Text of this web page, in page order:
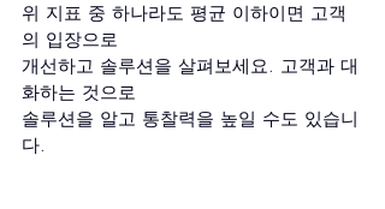
위 지표 중 하나라도 평균 이하이면 고객
의 입장으로
개선하고 솔루션을 살펴보세요. 고객과 대
화하는 것으로
솔루션을 알고 통찰력을 높일 수도 있습니
다.